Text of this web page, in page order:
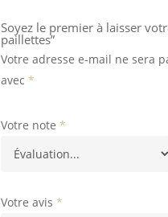
Soyez le premier à laisser
paillettes”
Votre adresse e-mail ne sera
avec *
Votre note *
Votre avis *